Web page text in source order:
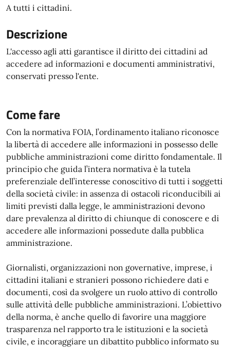
A tutti i cittadini.
Descrizione
L'accesso agli atti garantisce il diritto dei cittadini ad
accedere ad informazioni e documenti amministrativi,
conservati presso l'ente.
Come fare
Con la normativa FOIA, l’ordinamento italiano riconosce
la libertà di accedere alle informazioni in possesso delle
pubbliche amministrazioni come diritto fondamentale. Il
principio che guida l’intera normativa è la tutela
preferenziale dell’interesse conoscitivo di tutti i soggetti
della società civile: in assenza di ostacoli riconducibili ai
limiti previsti dalla legge, le amministrazioni devono
dare prevalenza al diritto di chiunque di conoscere e di
accedere alle informazioni possedute dalla pubblica
amministrazione.
Giornalisti, organizzazioni non governative, imprese, i
cittadini italiani e stranieri possono richiedere dati e
documenti, così da svolgere un ruolo attivo di controllo
sulle attività delle pubbliche amministrazioni. L’obiettivo
della norma, è anche quello di favorire una maggiore
trasparenza nel rapporto tra le istituzioni e la società
civile, e incoraggiare un dibattito pubblico informato su